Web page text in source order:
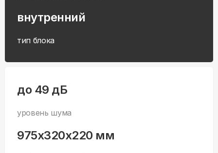
внутренний
тип блока
до 49 дБ
уровень шума
975x320x220 мм